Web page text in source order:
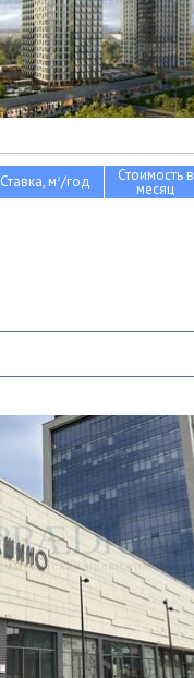
Ставка, м2/год Стоимость в
месяц